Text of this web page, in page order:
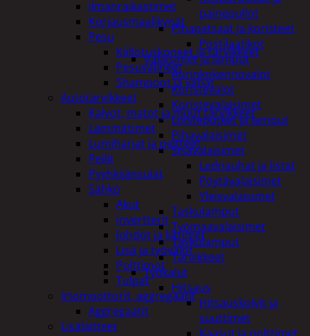
painepullot
Pihapatsaat ja koristeet
Postilaatikot
Valaisimet ja lamput
Aurinkokennovalot
Koristevalot
Koristevalaisimet
Loisteputket ja lamput
Pihavalaisimet
Sisävalaisimet
Lednauhat ja listat
Pöytävalaisimet
Yleisvalaisimet
Taskulamput
Työmaavalaisimet
Taskulamput
Tarvikkeet
Työkalut
Hitsaus
Hitsauskolvit ja
suuttimet
ilmanraikastimet
Korjausmaalikynät
Pesu
Kiillotuskoneet ja tarvikkeet
Pesuvälineet
Shampoot ja vahat
Autotarvikkeet
Kalvot, matot ja muut tarvikkeet
Lämmittimet
Lumiharjat ja peitteet
Peilit
Pyyhkijänsulat
Sähkö
Akut
invertterit
Johdot ja liittimet
Lisä ja työvalot
Polttimot
Tulpat
Irtomoottorit, aggregaatit
Aggregaatit
Lisälaitteet